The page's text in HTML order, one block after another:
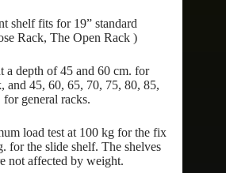
shelf fits for 19” standard
Rack, The Open Rack )
a depth of 45 and 60 cm. for
and 45, 60, 65, 70, 75, 80, 85,
general racks.
load test at 100 kg for the fix
for the slide shelf. The shelves
not affected by weight.